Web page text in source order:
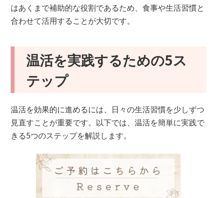
はあくまで補助的な役割であるため、食事や生活習慣と
合わせて活用することが大切です。
温活を実践するための5ス
テップ
温活を効果的に進めるには、日々の生活習慣を少しずつ
見直すことが重要です。以下では、温活を簡単に実践で
きる5つのステップを解説します。